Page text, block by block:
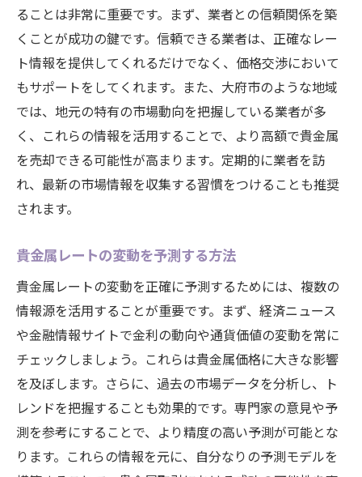
ることは非常に重要です。まず、業者との信頼関係を築
くことが成功の鍵です。信頼できる業者は、正確なレー
ト情報を提供してくれるだけでなく、価格交渉において
もサポートをしてくれます。また、大府市のような地域
では、地元の特有の市場動向を把握している業者が多
く、これらの情報を活用することで、より高額で貴金属
を売却できる可能性が高まります。定期的に業者を訪
れ、最新の市場情報を収集する習慣をつけることも推奨
されます。
貴金属レートの変動を予測する方法
貴金属レートの変動を正確に予測するためには、複数の
情報源を活用することが重要です。まず、経済ニュース
や金融情報サイトで金利の動向や通貨価値の変動を常に
チェックしましょう。これらは貴金属価格に大きな影響
を及ぼします。さらに、過去の市場データを分析し、ト
レンドを把握することも効果的です。専門家の意見や予
測を参考にすることで、より精度の高い予測が可能とな
ります。これらの情報を元に、自分なりの予測モデルを